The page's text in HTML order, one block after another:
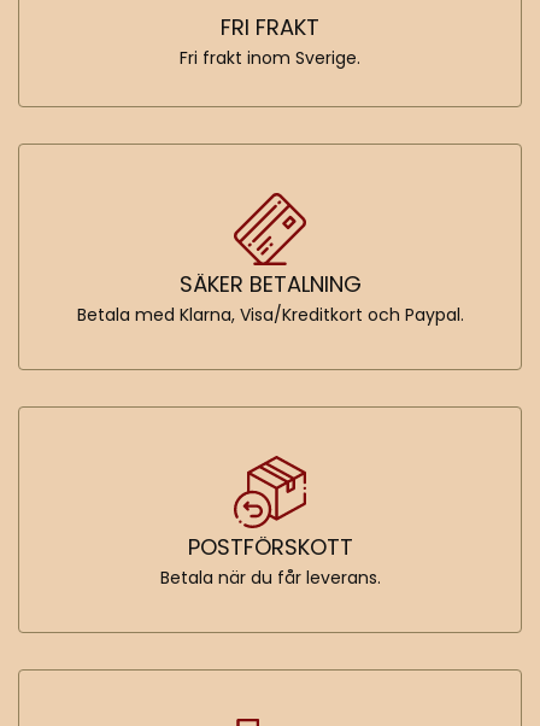
FRI FRAKT
Fri frakt inom Sverige.
SÄKER BETALNING
Betala med Klarna, Visa/Kreditkort och Paypal.
POSTFÖRSKOTT
Betala när du får leverans.